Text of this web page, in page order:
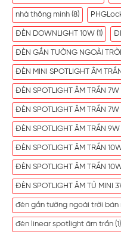
nhà thông minh (8)
ĐÈN DOWNLIGHT 10W (1)
ĐÈN GẮN TƯỜNG NGOÀI
ĐÈN MINI SPOTLIGHT ÂM
ĐÈN SPOTLIGHT ÂM TRẦN
ĐÈN SPOTLIGHT ÂM TRẦN 7W
ĐÈN SPOTLIGHT ÂM TRẦN 9W
ĐÈN SPOTLIGHT ÂM TRẦN
ĐÈN SPOTLIGHT ÂM TRẦN
ĐÈN SPOTLIGHT ÂM TỦ MINI
đèn gắn tường ngoài trời bán
đèn linear spotlight âm trần (1)